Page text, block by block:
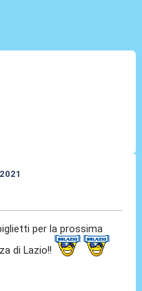
per la prossima
di Lazio!!